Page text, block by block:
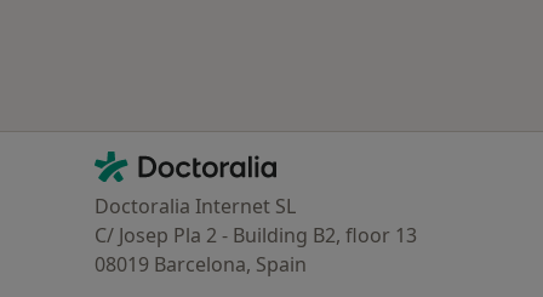
Contacto
Doctoralia - Homepage
Doctoralia Internet SL
C/ Josep Pla 2 - Building B2, floor 13
08019 Barcelona, Spain